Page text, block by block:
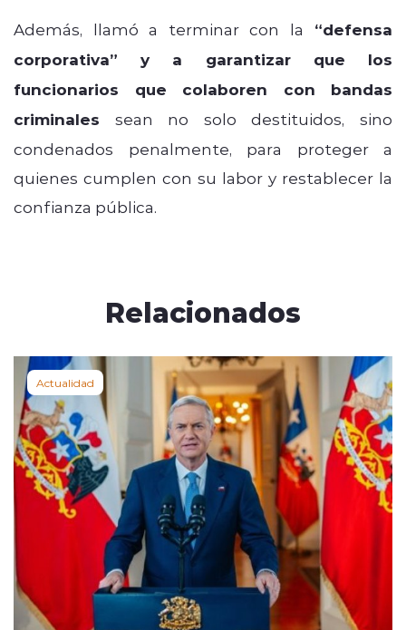
Además, llamó a terminar con la “defensa
corporativa” y a garantizar que los
funcionarios que colaboren con bandas
criminales sean no solo destituidos, sino
condenados penalmente, para proteger a
quienes cumplen con su labor y restablecer la
confianza pública.
Relacionados
Actualidad